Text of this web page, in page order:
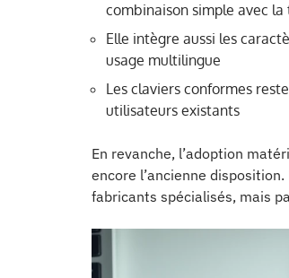
combinaison simple avec la
Elle intègre aussi les
usage multilingue
Les claviers conformes
utilisateurs existants
En revanche, l’adoption
encore l’ancienne
fabricants spécialisés, mais